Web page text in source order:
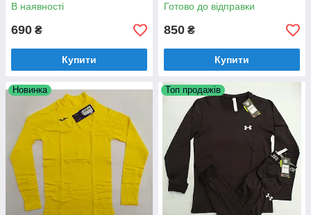
В наявності
690 ₴
Купити
Готово до відправки
850 ₴
Купити
Новинка Топ продажів